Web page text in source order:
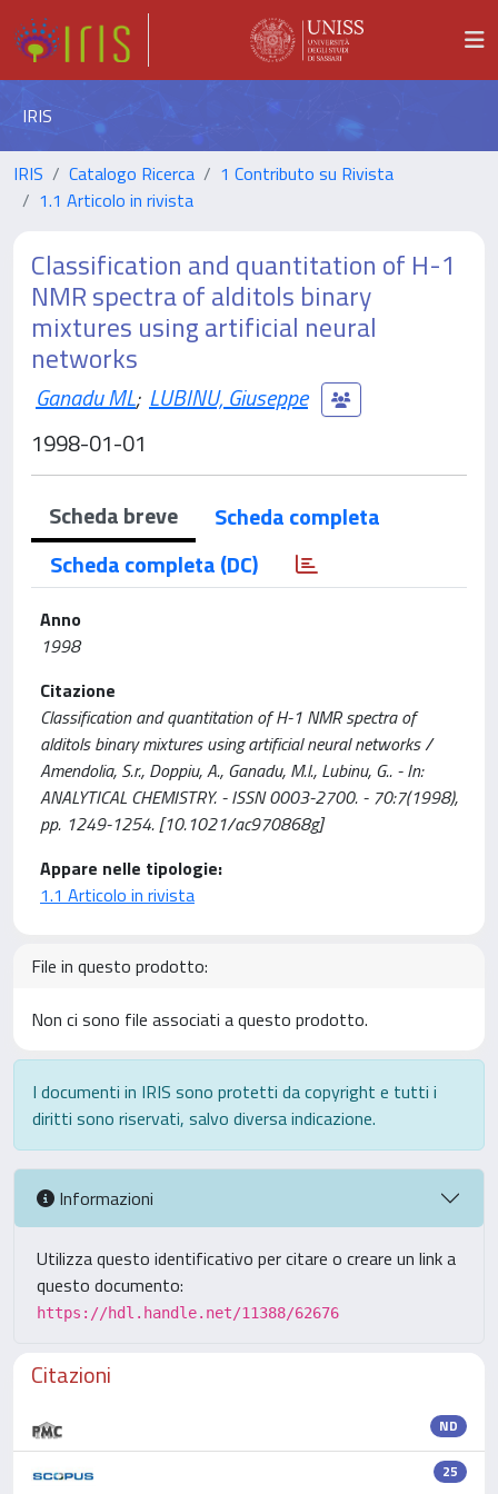
IRIS
IRIS Catalogo Ricerca
1 Contributo su Rivista
1.1 Articolo in rivista
Classification and quantitation of H-1
NMR spectra of alditols binary
mixtures using artificial neural
networks
Ganadu ML; LUBINU, Giuseppe
1998-01-01
Scheda breve
Scheda completa
Scheda completa (DC)
Anno
1998
Citazione
Classification and quantitation of H-1 NMR spectra of
alditols binary mixtures using artificial neural networks /
Amendolia, S.r., Doppiu, A., Ganadu, M.l., Lubinu, G.. - In:
ANALYTICAL CHEMISTRY. - ISSN 0003-2700. - 70:7(1998),
pp. 1249-1254. [10.1021/ac970868g]
Appare nelle tipologie:
1.1 Articolo in rivista
File in questo prodotto:
Non ci sono file associati a questo prodotto.
I documenti in IRIS sono protetti da copyright e tutti i
diritti sono riservati, salvo diversa indicazione.
Informazioni
Utilizza questo identificativo per citare o creare un link a
questo documento:
https://hdl.handle.net/11388/62676
Citazioni
ND
25